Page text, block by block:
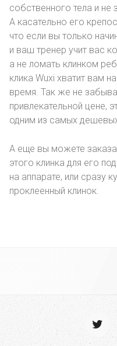
собственного тела и не
А касательно его
что если вы только
и ваш тренер учит вас
а не ломать клинком
клика Wuxi хватит вам
время. Так же не
привлекательной цене,
одним из самых
А еще вы можете
этого клинка для его
на аппарате, или сразу
проклеенный клинок.